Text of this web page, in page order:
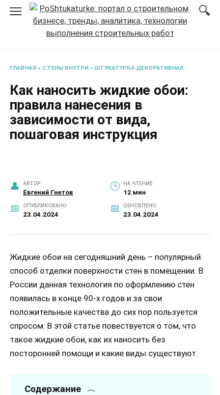
Перейти
содержанию
ГЛАВНАЯ » СТЕНЫ ВНУТРИ » ШТУКАТУРКА ДЕКОРАТИВНАЯ
Как наносить жидкие обои:
правила нанесения в
зависимости от вида,
пошаговая инструкция
АВТОР
Евгений Гнетов
НА ЧТЕНИЕ
12 мин
ОПУБЛИКОВАНО
23.04.2024
ОБНОВЛЕНО
23.04.2024
Жидкие обои на сегодняшний день – популярный
способ отделки поверхности стен в помещении. В
России данная технология по оформлению стен
появилась в конце 90-х годов и за свои
положительные качества до сих пор пользуется
спросом. В этой статье повествуется о том, что
такое жидкие обои, как их наносить без
посторонней помощи и какие виды существуют.
Содержание